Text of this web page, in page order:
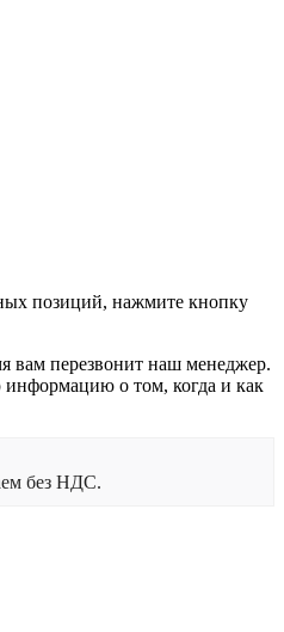
позиций, нажмите кнопку
вам перезвонит наш менеджер.
информацию о том, когда и как
без НДС.